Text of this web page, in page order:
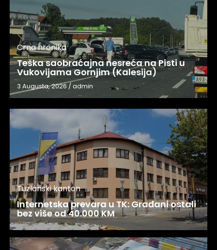
Crna hronika
Teška saobraćajna nesreća na Pisti u
Vukovijama Gornjim (Kalesija)
3 Augusta, 2026/admin
Tuzlanski kanton
Internetska prevara u TK: Građani ostali
bez više od 40.000 KM